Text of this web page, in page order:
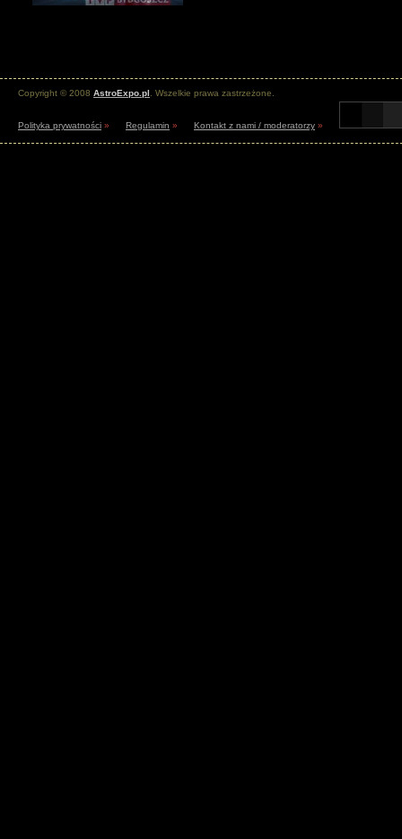
Copyright © 2008 AstroExpo.pl . Wszelkie prawa zastrzeżone.
Polityka prywatności » Regulamin » Kontakt z nami / moderatorzy »